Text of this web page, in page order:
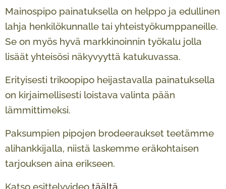
Mainospipo painatuksella on helppo ja edullinen
lahja henkilökunnalle tai yhteistyökumppaneille.
Se on myös hyvä markkinoinnin työkalu jolla
lisäät yhteisösi näkyvyyttä katukuvassa.
Erityisesti trikoopipo heijastavalla painatuksella
on kirjaimellisesti loistava valinta pään
lämmittimeksi.
Paksumpien pipojen brodeeraukset teetämme
alihankkijalla, niistä laskemme eräkohtaisen
tarjouksen aina erikseen.
Katso esittelyvideo täältä